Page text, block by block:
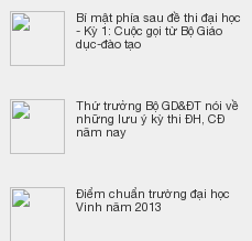
Bí mật phía sau đề thi đại học
- Kỳ 1: Cuộc gọi từ Bộ Giáo
dục-đào tạo
Thứ trưởng Bộ GD&ĐT nói về
những lưu ý kỳ thi ĐH, CĐ
năm nay
Điểm chuẩn trường đại học
Vinh năm 2013